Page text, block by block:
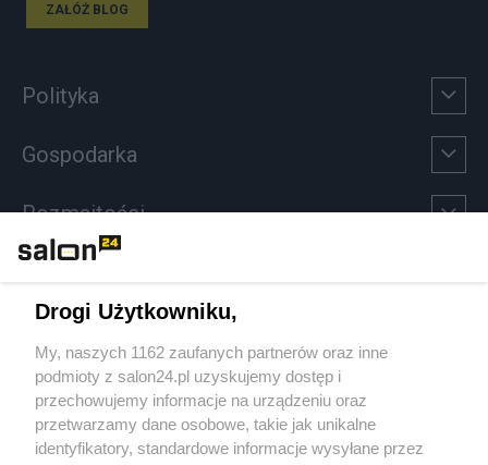
ZAŁÓŻ BLOG
Polityka
Gospodarka
Rozmaitości
Sport
Społeczeństwo
Kultura
Drogi Użytkowniku,
My, naszych 1162 zaufanych partnerów oraz inne
podmioty z salon24.pl uzyskujemy dostęp i
przechowujemy informacje na urządzeniu oraz
przetwarzamy dane osobowe, takie jak unikalne
identyfikatory, standardowe informacje wysyłane przez